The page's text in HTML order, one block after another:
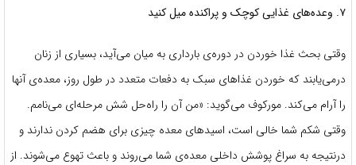
۷. وعده‌های غذایی کوچک و پراکنده میل کنید
وقتی بحث غذا خوردن در دوره‌ی بارداری به میان می‌آید، بسیاری از زنان
درمی‌يابند که خوردن غذاهای سبک به دفعات متعدد در طول روز، معده‌ی آنها
را آرام می‌کند. مورکوف می‌گوید: «من آن را راه‌حل شش مرحله‌ای می‌نامم.
وقتی شکم شما خالی است، اسیدهای معده چیزی برای هضم کردن ندارند و
درنتیجه به‌ سراغ پوشش داخلی معده‌ی شما می‌روند و باعث تهوع می‌شوند. از